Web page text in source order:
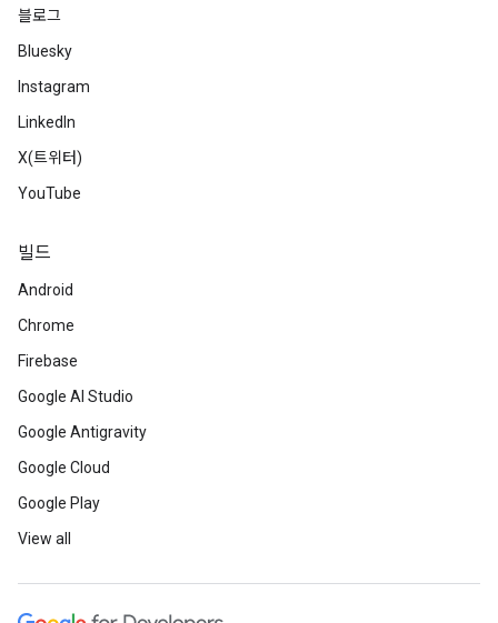
블로그
Bluesky
Instagram
LinkedIn
X(트위터)
YouTube
빌드
Android
Chrome
Firebase
Google AI Studio
Google Antigravity
Google Cloud
Google Play
View all